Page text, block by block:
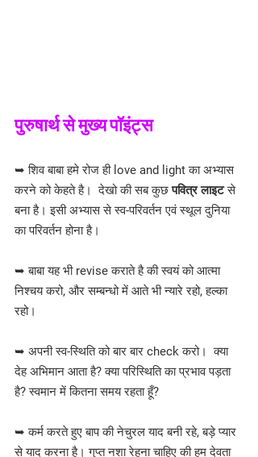
पुरुषार्थ से मुख्य पॉइंट्स
➥ शिव बाबा हमे रोज ही love and light का अभ्यास
करने को केहते है।  देखो की सब कुछ पवित्र लाइट से
बना है। इसी अभ्यास से स्व-परिवर्तन एवं स्थूल दुनिया
का परिवर्तन होना है।
➥ बाबा यह भी revise कराते है की स्वयं को आत्मा
निश्चय करो, और सम्बन्धो में आते भी न्यारे रहो, हल्का
रहो।
➥ अपनी स्व-स्थिति को बार बार check करो।  क्या
देह अभिमान आता है? क्या परिस्थिति का प्रभाव पड़ता
है? स्वमान में कितना समय रहता हूँ?
➥ कर्म करते हुए बाप की नेचुरल याद बनी रहे, बड़े प्यार
से याद करना है। गुप्त नशा रेहना चाहिए की हम देवता